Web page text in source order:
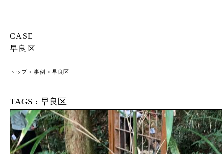
CASE
早良区
トップ>事例 > 早良区
TAGS : 早良区